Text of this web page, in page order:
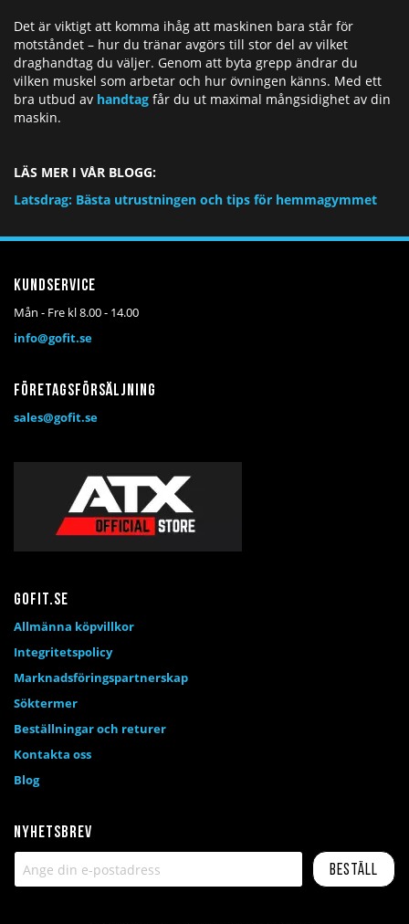
Det är viktigt att komma ihåg att maskinen bara står för
motståndet – hur du tränar avgörs till stor del av vilket
draghandtag du väljer. Genom att byta grepp ändrar du
vilken muskel som arbetar och hur övningen känns. Med ett
bra utbud av handtag får du ut maximal mångsidighet av din
maskin.
LÄS MER I VÅR BLOGG:
Latsdrag: Bästa utrustningen och tips för hemmagymmet
Nyhetsbrev
Beställ
Kundservice
Mån - Fre kl 8.00 - 14.00
info@gofit.se
Företagsförsäljning
sales@gofit.se
Gofit.se
Allmänna köpvillkor
Integritetspolicy
Marknadsföringspartnerskap
Söktermer
Beställningar och returer
Kontakta oss
Blog